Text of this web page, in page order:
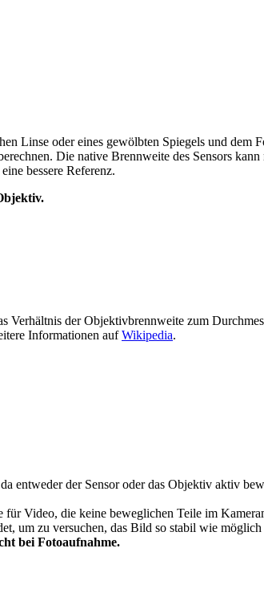
Linse oder eines gewölbten Spiegels und
Die native Brennweite des Sensors
bessere Referenz.
der Objektivbrennweite zum
Informationen aufWikipedia.
entweder der Sensor oder das Objektiv aktiv
Video, die keine beweglichen Teile im
um zu versuchen, das Bild so stabil wie
bei Fotoaufnahme.